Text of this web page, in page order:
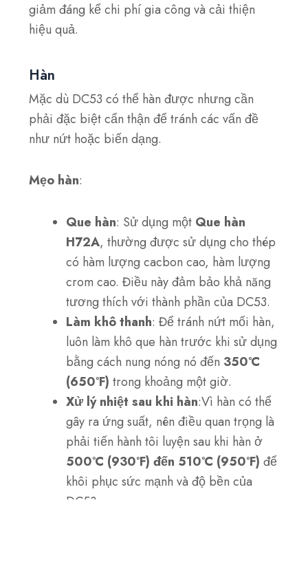
giảm đáng kể chi phí gia công và cải thiện
hiệu quả.
Hàn
Mặc dù DC53 có thể hàn được nhưng cần
phải đặc biệt cẩn thận để tránh các vấn đề
như nứt hoặc biến dạng.
Mẹo hàn:
Que hàn: Sử dụng một Que hàn
H72A, thường được sử dụng cho thép
có hàm lượng cacbon cao, hàm lượng
crom cao. Điều này đảm bảo khả năng
tương thích với thành phần của DC53.
Làm khô thanh: Để tránh nứt mối hàn,
luôn làm khô que hàn trước khi sử dụng
bằng cách nung nóng nó đến 350°C
(650°F) trong khoảng một giờ.
Xử lý nhiệt sau khi hàn:Vì hàn có thể
gây ra ứng suất, nên điều quan trọng là
phải tiến hành tôi luyện sau khi hàn ở
500°C (930°F) đến 510°C (950°F) để
khôi phục sức mạnh và độ bền của
DC53.